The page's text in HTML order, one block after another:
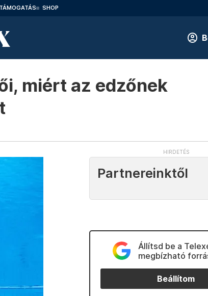
TÁMOGATÁS SHOP
miért az edzőnek
Partnereinktől
Állítsd be a
megbízható
Beállítom